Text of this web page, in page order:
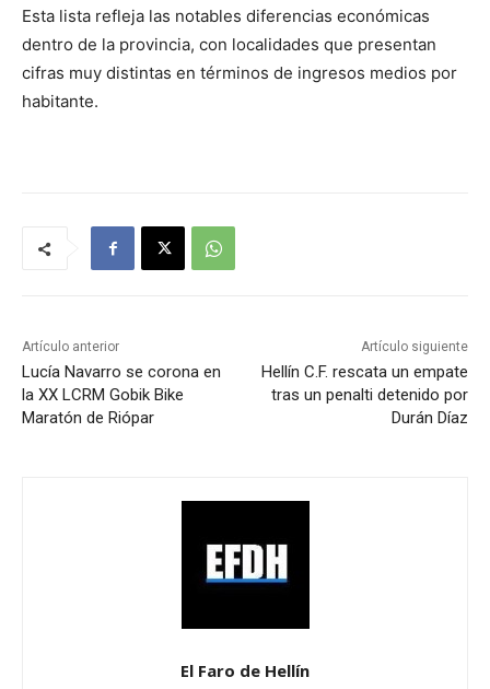
Esta lista refleja las notables diferencias económicas
dentro de la provincia, con localidades que presentan
cifras muy distintas en términos de ingresos medios por
habitante.
Artículo anterior
Lucía Navarro se corona en
la XX LCRM Gobik Bike
Maratón de Riópar
Artículo siguiente
Hellín C.F. rescata un empate
tras un penalti detenido por
Durán Díaz
El Faro de Hellín